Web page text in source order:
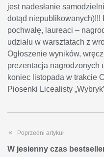
jest nadesłanie
dotąd niepublikowanych)!!!
pochwałę, laureaci –
udziału w warsztatach z
Ogłoszenie wyników,
prezentacja nagrodzonych
koniec listopada w trakcie
Piosenki Licealisty
Poprzedni artykuł
W jesienny czas